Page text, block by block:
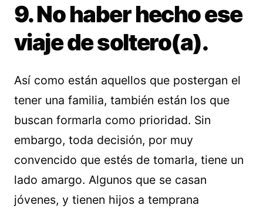
9. No haber hecho ese
viaje de soltero(a).
Así como están aquellos que postergan el
tener una familia, también están los que
buscan formarla como prioridad. Sin
embargo, toda decisión, por muy
convencido que estés de tomarla, tiene un
lado amargo. Algunos que se casan
jóvenes, y tienen hijos a temprana